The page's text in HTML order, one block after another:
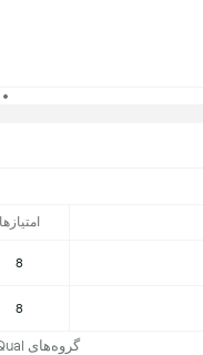
امتیازها
8
8
گروه‌های UEFA WC Qual